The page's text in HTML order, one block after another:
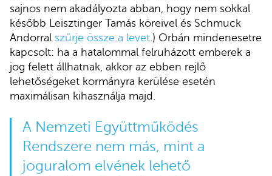
sajnos nem akadályozta abban, hogy nem sokkal
később Leisztinger Tamás köreivel és Schmuck
Andorral szűrje össze a levet .) Orbán mindenesetre
kapcsolt: ha a hatalommal felruházott emberek a
jog felett állhatnak, akkor az ebben rejlő
lehetőségeket kormányra kerülése esetén
maximálisan kihasználja majd.
A Nemzeti Együttműködés
Rendszere nem más, mint a
joguralom elvének lehető